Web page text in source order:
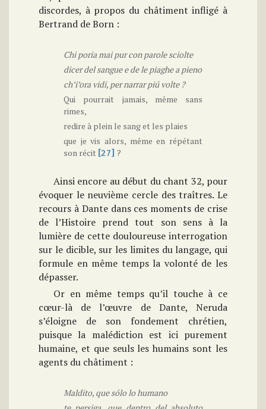
discordes, à propos du châtiment infligé à
Bertrand de Born :
Chi poria mai pur con parole sciolte
dicer del sangue e de le piaghe a pieno
ch’i’ora vidi, per narrar piú volte ?
Qui pourrait jamais, même sans
rimes,
redire à plein le sang et les plaies
que je vis alors, même en répétant
son récit [27] ?
Ainsi encore au début du chant 32, pour
évoquer le neuvième cercle des traîtres. Le
recours à Dante dans ces moments de crise
de l’Histoire prend tout son sens à la
lumière de cette douloureuse interrogation
sur le dicible, sur les limites du langage, qui
formule en même temps la volonté de les
dépasser.
Or en même temps qu’il touche à ce
cœur-là de l’œuvre de Dante, Neruda
s’éloigne de son fondement chrétien,
puisque la malédiction est ici purement
humaine, et que seuls les humains sont les
agents du châtiment :
Maldito, que sólo lo humano